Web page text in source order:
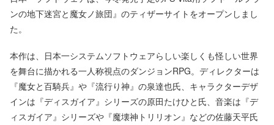
ンの地下迷宮と魔女ノ旅団』のティザーサイトをオープンしまし
た。
本作は、日本一システムソフトウェアらしい楽しくも怪しい世界
を舞台に描かれる一人称視点のダンジョンRPG。ディレクターは
『魔女と百騎兵』や『流行り神』の泉達也氏、キャラクターデザ
インは『ディスガイア』シリーズの原田たけひと氏、音楽は『デ
ィスガイア』シリーズや『魔壊神トリリオン』などの佐藤天平氏